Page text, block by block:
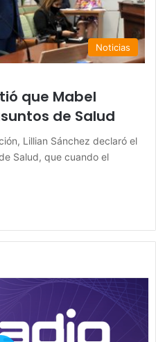
Noticias
que Mabel
de Salud
Lillian Sánchez declaró el
Salud, que cuando el